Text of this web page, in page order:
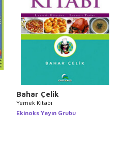
Bahar Çelik
Yemek Kitabı
Ekinoks Yayın Grubu